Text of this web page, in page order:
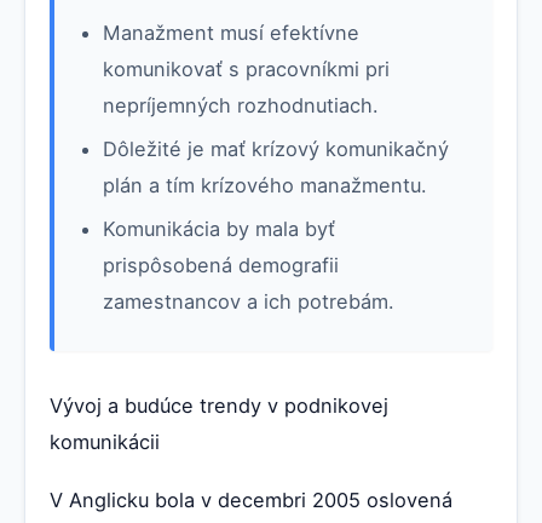
Manažment musí efektívne
komunikovať s pracovníkmi pri
nepríjemných rozhodnutiach.
Dôležité je mať krízový komunikačný
plán a tím krízového manažmentu.
Komunikácia by mala byť
prispôsobená demografii
zamestnancov a ich potrebám.
Vývoj a budúce trendy v podnikovej
komunikácii
V Anglicku bola v decembri 2005 oslovená